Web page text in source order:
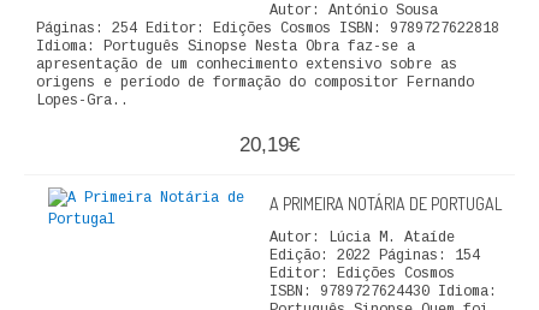
DIREITO
CIÊNCIA POLÍTICA
ECONOMIA, GESTÃO, CONTABILIDADE
Autor: António Sousa
Páginas: 254 Editor: Edições Cosmos ISBN: 9789727622818
Idioma: Português Sinopse Nesta Obra faz-se a
apresentação de um conhecimento extensivo sobre as
origens e período de formação do compositor Fernando
Lopes-Gra..
20,19€
A PRIMEIRA NOTÁRIA DE PORTUGAL
Autor: Lúcia M. Ataíde
Edição: 2022 Páginas: 154
Editor: Edições Cosmos
ISBN: 9789727624430 Idioma: